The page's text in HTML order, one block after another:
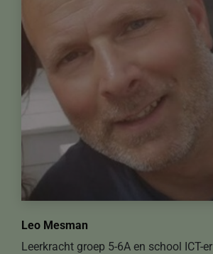
Leo Mesman
Leerkracht groep 5-6A en school ICT-er